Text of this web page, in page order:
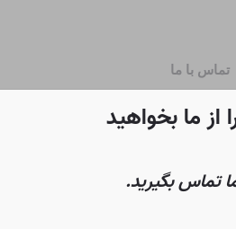
تماس با ما
ما بخواهید
تماس بگیرید.